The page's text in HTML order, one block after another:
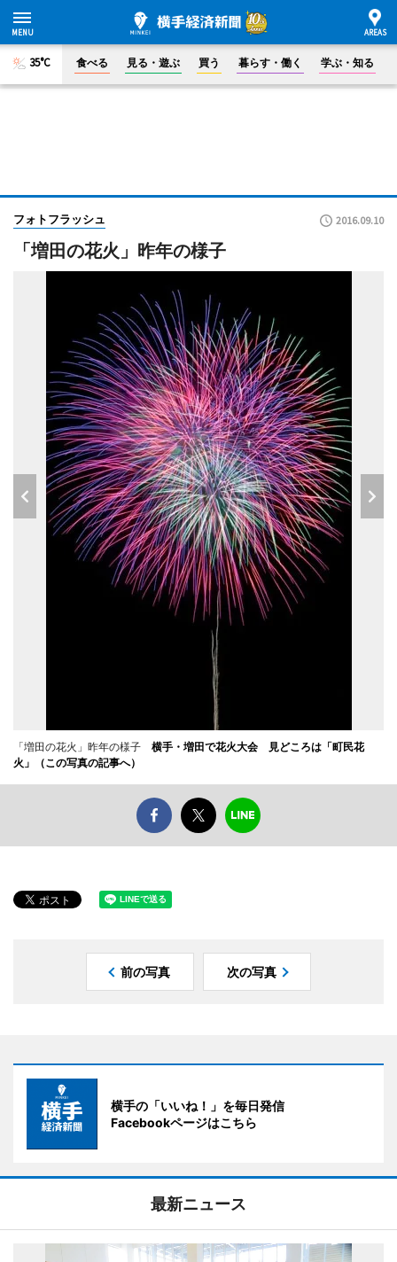
35°C 食べる 見る・遊ぶ 買う 暮らす・働く 学ぶ・知る
フォトフラッシュ 2016.09.10
「増田の花火」昨年の様子
「増田の花火」昨年の様子 横手・増田で花火大会 見どころは「町民花
火」（この写真の記事へ）
前の写真 次の写真
横手の「いいね！」を毎日発信
Facebookページはこちら
最新ニュース